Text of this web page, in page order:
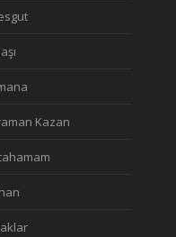
Kazan